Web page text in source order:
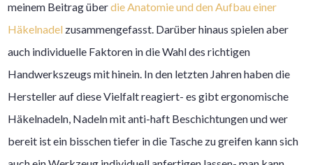
meinem Beitrag überdie Anatomie und den Aufbau einer
Häkelnadel zusammengefasst. Darüber hinaus spielen aber
auch individuelle Faktoren in die Wahl des richtigen
Handwerkszeugs mit hinein. In den letzten Jahren haben die
Hersteller auf diese Vielfalt reagiert- es gibt ergonomische
Häkelnadeln, Nadeln mit anti-haft Beschichtungen und wer
bereit ist ein bisschen tiefer in die Tasche zu greifen kann sich